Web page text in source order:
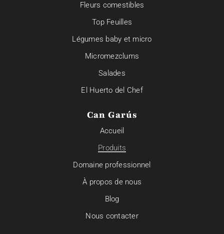
Fleurs comestibles
Top Feuilles
Légumes baby et micro
Micromezclums
Salades
El Huerto del Chef
Can Garús
Accueil
Produits
Domaine professionnel
À propos de nous
Blog
Nous contacter